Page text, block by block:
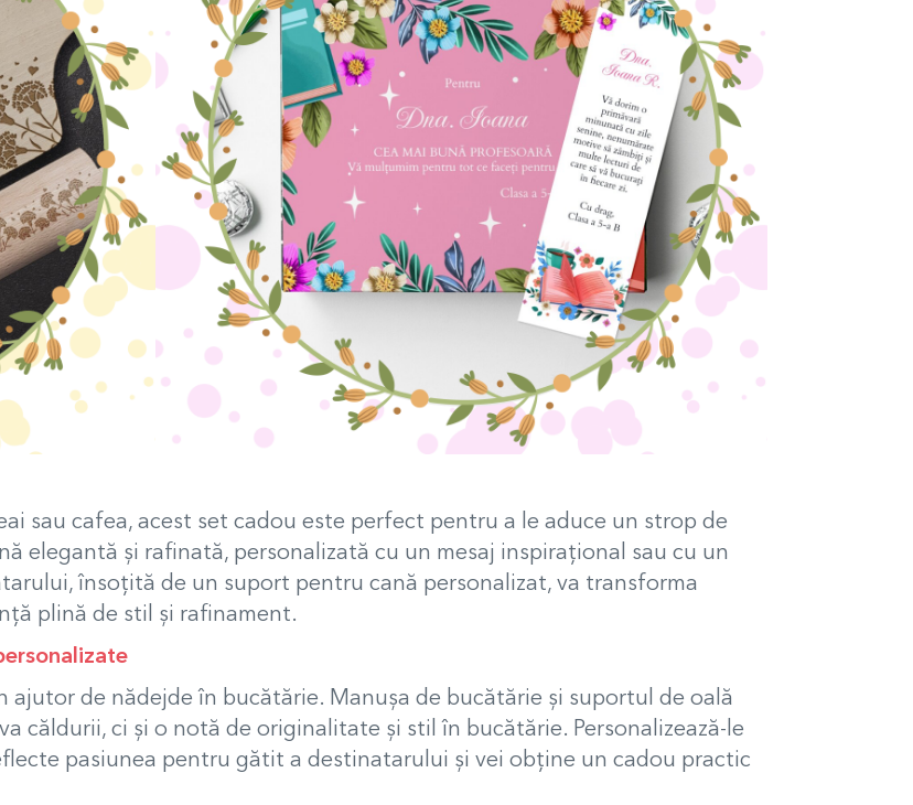
sau cafea, acest set cadou este perfect pentru a le aduce un strop de
elegantă și rafinată, personalizată cu un mesaj inspirațional sau cu un
însoțită de un suport pentru cană personalizat, va transforma
plină de stil și rafinament.
ajutor de nădejde în bucătărie. Manușa de bucătărie și suportul de oală
căldurii, ci și o notă de originalitate și stil în bucătărie. Personalizează-le
pasiunea pentru gătit a destinatarului și vei obține un cadou practic